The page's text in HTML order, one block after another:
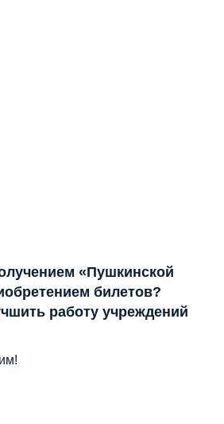
«Пушкинской
билетов?
работу учреждений